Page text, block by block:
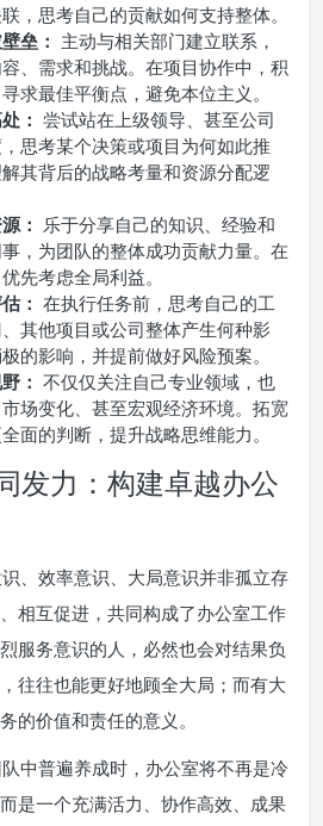
，思考自己的贡献如何支持整体。
垒： 主动与相关部门建立联系，
、需求和挑战。在项目协作中，积
求最佳平衡点，避免本位主义。
： 尝试站在上级领导、甚至公司
思考某个决策或项目为何如此推
其背后的战略考量和资源分配逻
： 乐于分享自己的知识、经验和
，为团队的整体成功贡献力量。在
先考虑全局利益。
： 在执行任务前，思考自己的工
其他项目或公司整体产生何种影
的影响，并提前做好风险预案。
： 不仅仅关注自己专业领域，也
场变化、甚至宏观经济环境。拓宽
面的判断，提升战略思维能力。
发力：构建卓越办公
、效率意识、大局意识并非孤立存
相互促进，共同构成了办公室工作
服务意识的人，必然也会对结果负
往往也能更好地顾全大局；而有大
的价值和责任的意义。
中普遍养成时，办公室将不再是冷
是一个充满活力、协作高效、成果